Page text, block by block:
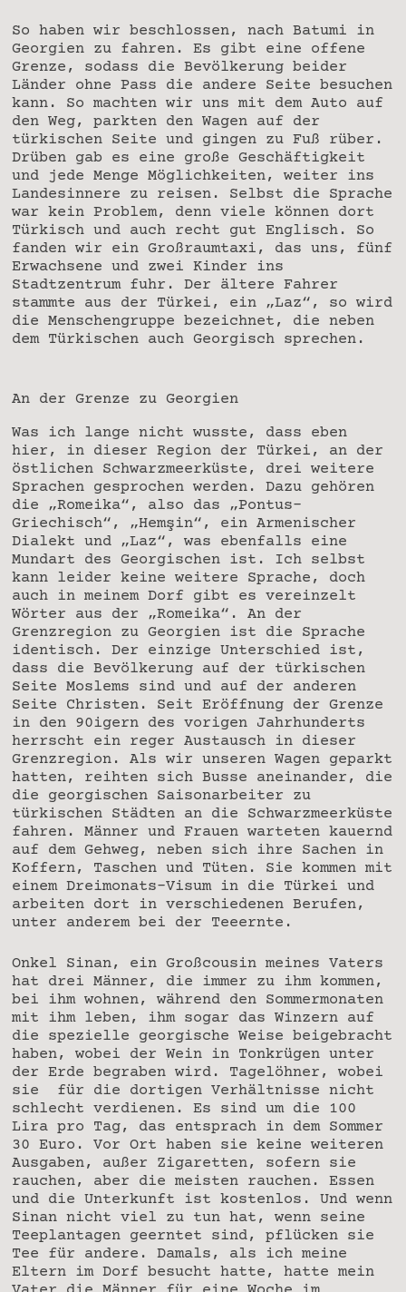
So haben wir beschlossen, nach Batumi in
Georgien zu fahren. Es gibt eine offene
Grenze, sodass die Bevölkerung beider
Länder ohne Pass die andere Seite besuchen
kann. So machten wir uns mit dem Auto auf
den Weg, parkten den Wagen auf der
türkischen Seite und gingen zu Fuß rüber.
Drüben gab es eine große Geschäftigkeit
und jede Menge Möglichkeiten, weiter ins
Landesinnere zu reisen. Selbst die Sprache
war kein Problem, denn viele können dort
Türkisch und auch recht gut Englisch. So
fanden wir ein Großraumtaxi, das uns, fünf
Erwachsene und zwei Kinder ins
Stadtzentrum fuhr. Der ältere Fahrer
stammte aus der Türkei, ein „Laz“, so wird
die Menschengruppe bezeichnet, die neben
dem Türkischen auch Georgisch sprechen.
An der Grenze zu Georgien
Was ich lange nicht wusste, dass eben
hier, in dieser Region der Türkei, an der
östlichen Schwarzmeerküste, drei weitere
Sprachen gesprochen werden. Dazu gehören
die „Romeika“, also das „Pontus-
Griechisch“, „Hemşin“, ein Armenischer
Dialekt und „Laz“, was ebenfalls eine
Mundart des Georgischen ist. Ich selbst
kann leider keine weitere Sprache, doch
auch in meinem Dorf gibt es vereinzelt
Wörter aus der „Romeika“. An der
Grenzregion zu Georgien ist die Sprache
identisch. Der einzige Unterschied ist,
dass die Bevölkerung auf der türkischen
Seite Moslems sind und auf der anderen
Seite Christen. Seit Eröffnung der Grenze
in den 90igern des vorigen Jahrhunderts
herrscht ein reger Austausch in dieser
Grenzregion. Als wir unseren Wagen geparkt
hatten, reihten sich Busse aneinander, die
die georgischen Saisonarbeiter zu
türkischen Städten an die Schwarzmeerküste
fahren. Männer und Frauen warteten kauernd
auf dem Gehweg, neben sich ihre Sachen in
Koffern, Taschen und Tüten. Sie kommen mit
einem Dreimonats-Visum in die Türkei und
arbeiten dort in verschiedenen Berufen,
unter anderem bei der Teeernte.
Onkel Sinan, ein Großcousin meines Vaters
hat drei Männer, die immer zu ihm kommen,
bei ihm wohnen, während den Sommermonaten
mit ihm leben, ihm sogar das Winzern auf
die spezielle georgische Weise beigebracht
haben, wobei der Wein in Tonkrügen unter
der Erde begraben wird. Tagelöhner, wobei
sie für die dortigen Verhältnisse nicht
schlecht verdienen. Es sind um die 100
Lira pro Tag, das entsprach in dem Sommer
30 Euro. Vor Ort haben sie keine weiteren
Ausgaben, außer Zigaretten, sofern sie
rauchen, aber die meisten rauchen. Essen
und die Unterkunft ist kostenlos. Und wenn
Sinan nicht viel zu tun hat, wenn seine
Teeplantagen geerntet sind, pflücken sie
Tee für andere. Damals, als ich meine
Eltern im Dorf besucht hatte, hatte mein